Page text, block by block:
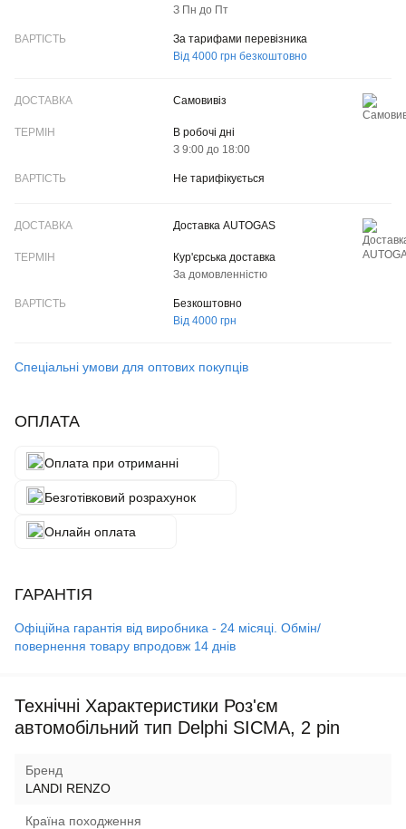
З Пн до Пт
За тарифами перевізника
Від 4000 грн безкоштовно
Самовивіз
В робочі дні
З 9:00 до 18:00
Не тарифікується
Доставка AUTOGAS
Кур'єрська доставка
За домовленністю
Безкоштовно
Від 4000 грн
Спеціальні умови для оптових покупців
ОПЛАТА
Оплата при отриманні
Безготівковий розрахунок
Онлайн оплата
ГАРАНТІЯ
Офіційна гарантія від виробника - 24 місяці. Обмін/
повернення товару впродовж 14 днів
Технічні Характеристики Роз'єм
автомобільний тип Delphi SICMA, 2 pin
Бренд
LANDI RENZO
Країна походження